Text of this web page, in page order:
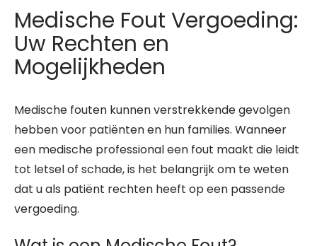
Medische Fout Vergoeding:
Uw Rechten en
Mogelijkheden
Medische fouten kunnen verstrekkende gevolgen
hebben voor patiënten en hun families. Wanneer
een medische professional een fout maakt die leidt
tot letsel of schade, is het belangrijk om te weten
dat u als patiënt rechten heeft op een passende
vergoeding.